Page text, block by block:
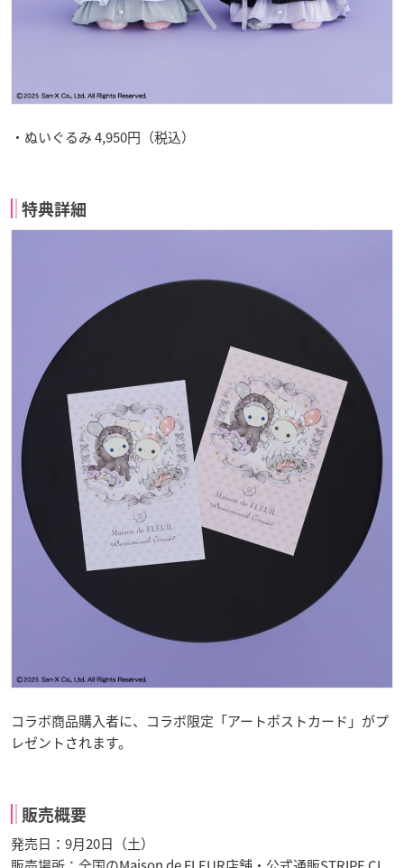
・ぬいぐるみ 4,950円（税込）
特典詳細
コラボ商品購入者に、コラボ限定「アートポストカード」がプ
レゼントされます。
販売概要
発売日：9月20日（土）